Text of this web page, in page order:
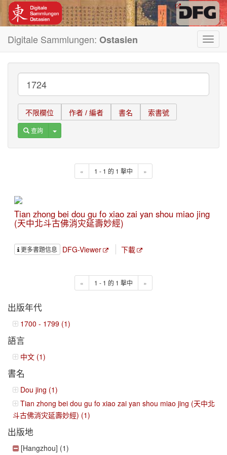
Digitale Sammlungen: Ostasien
不限欄位 作者 / 編者 書名 索書號
查詢 Toggle Dropdown
« 1 - 1 的 1 擊中 »
Tian zhong bei dou gu fo xiao zai yan shou miao jing
(天中北斗古佛消灾延壽妙經)
更多書題信息 DFG-Viewer 下載
« 1 - 1 的 1 擊中 »
出版年代
1700 - 1799 (1)
語言
中文 (1)
書名
Dou jing (1)
Tian zhong bei dou gu fo xiao zai yan shou miao jing (天中北
斗古佛消灾延壽妙經) (1)
出版地
[Hangzhou] (1)